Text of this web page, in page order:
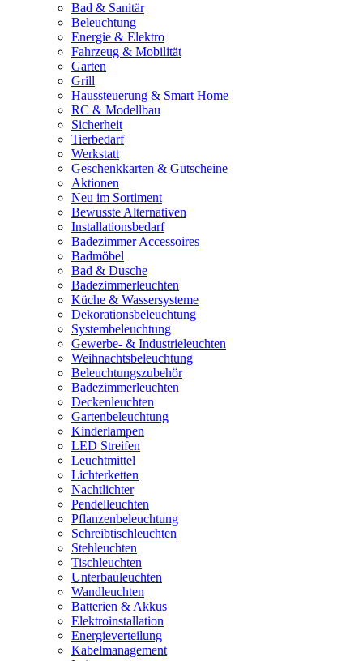
Bad & Sanitär
Beleuchtung
Energie & Elektro
Fahrzeug & Mobilität
Garten
Grill
Haussteuerung & Smart Home
RC & Modellbau
Sicherheit
Tierbedarf
Werkstatt
Geschenkkarten & Gutscheine
Aktionen
Neu im Sortiment
Bewusste Alternativen
Installationsbedarf
Badezimmer Accessoires
Badmöbel
Bad & Dusche
Badezimmerleuchten
Küche & Wassersysteme
Dekorationsbeleuchtung
Systembeleuchtung
Gewerbe- & Industrieleuchten
Weihnachtsbeleuchtung
Beleuchtungszubehör
Badezimmerleuchten
Deckenleuchten
Gartenbeleuchtung
Kinderlampen
LED Streifen
Leuchtmittel
Lichterketten
Nachtlichter
Pendelleuchten
Pflanzenbeleuchtung
Schreibtischleuchten
Stehleuchten
Tischleuchten
Unterbauleuchten
Wandleuchten
Batterien & Akkus
Elektroinstallation
Energieverteilung
Kabelmanagement